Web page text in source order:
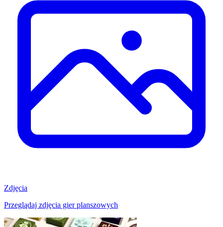
Zdjęcia
Przeglądaj zdjęcia gier planszowych